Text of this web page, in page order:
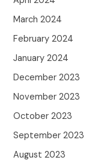
March 2024
February 2024
January 2024
December 2023
November 2023
October 2023
September 2023
August 2023